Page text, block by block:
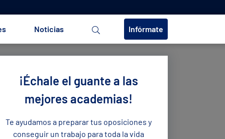
Noticias Infórmate
¡Échale el guante a las
mejores academias!
Te ayudamos a preparar tus oposiciones y
conseguir un trabajo para toda la vida